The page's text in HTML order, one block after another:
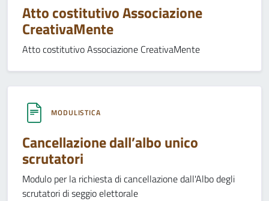
Atto costitutivo Associazione
CreativaMente
Atto costitutivo Associazione CreativaMente
MODULISTICA
Cancellazione dall’albo unico
scrutatori
Modulo per la richiesta di cancellazione dall'Albo degli
scrutatori di seggio elettorale